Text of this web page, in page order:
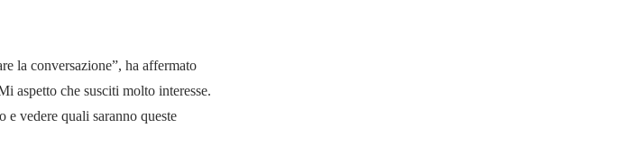
la conversazione”, ha affermato
aspetto che susciti molto interesse.
e vedere quali saranno queste